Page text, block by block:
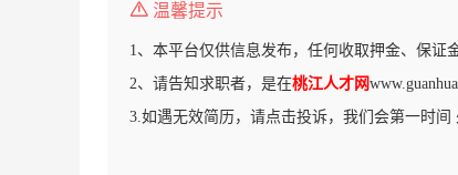
温馨提示
1、本平台仅供信息发布，任何收取押金、保证
2、请告知求职者，是在桃江人才网
3.如遇无效简历，请点击投诉，我们会第一时间